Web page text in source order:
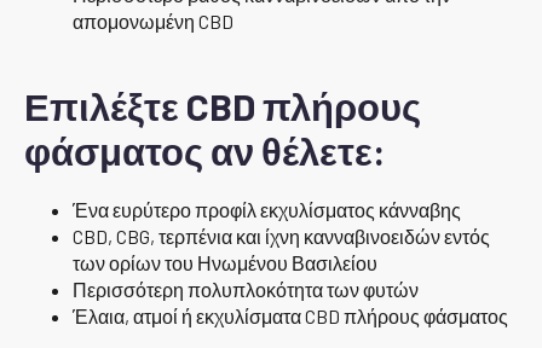
απομονωμένη CBD
Επιλέξτε CBD πλήρους
φάσματος αν θέλετε:
Ένα ευρύτερο προφίλ εκχυλίσματος κάνναβης
CBD, CBG, τερπένια και ίχνη κανναβινοειδών εντός
των ορίων του Ηνωμένου Βασιλείου
Περισσότερη πολυπλοκότητα των φυτών
Έλαια, ατμοί ή εκχυλίσματα CBD πλήρους φάσματος